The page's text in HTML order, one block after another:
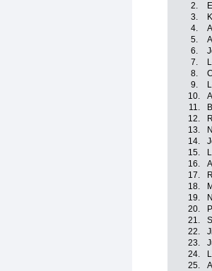
2.
3.
4.
5.
6.
7.
8.
9.
10.
11.
12.
13.
14.
15.
16.
17.
18.
19.
20.
21.
22.
23.
24.
25.